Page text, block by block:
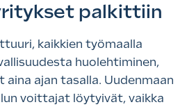
palkittiin
kaikkien työmaalla
huolehtiminen,
ajan tasalla. Uudenmaan
voittajat löytyivät, vaikka